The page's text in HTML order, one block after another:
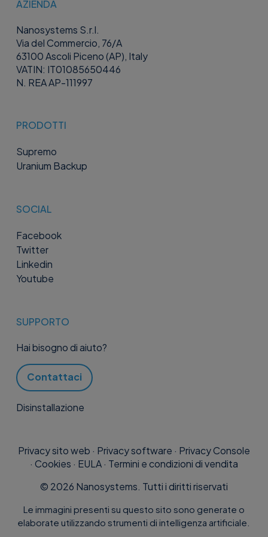
AZIENDA
Nanosystems S.r.l.
Via del Commercio, 76/A
63100 Ascoli Piceno (AP), Italy
VATIN: IT01085650446
N. REA AP-111997
PRODOTTI
Supremo
Uranium Backup
SOCIAL
Facebook
Twitter
Linkedin
Youtube
SUPPORTO
Hai bisogno di aiuto?
Contattaci
Disinstallazione
Privacy sito web · Privacy software · Privacy Console
· Cookies · EULA· Termini e condizioni di vendita
© 2026 Nanosystems. Tutti i diritti riservati
Le immagini presenti su questo sito sono generate o
elaborate utilizzando strumenti di intelligenza artificiale.